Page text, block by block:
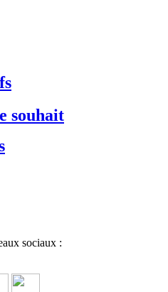
l’écologie et le réseau
du festival Kongo River à
!
souhait
sociaux :